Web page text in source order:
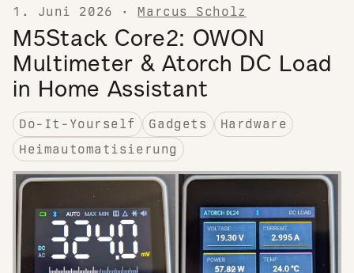
1. Juni 2026 · Marcus Scholz
M5Stack Core2: OWON
Multimeter & Atorch DC Load
in Home Assistant
Do-It-Yourself Gadgets
Hardware
Heimautomatisierung